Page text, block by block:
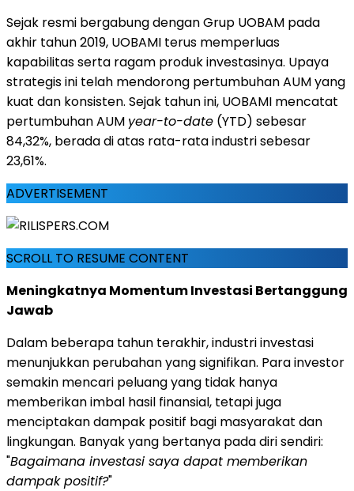
Sejak resmi bergabung dengan Grup UOBAM pada
akhir tahun 2019, UOBAMI terus memperluas
kapabilitas serta ragam produk investasinya. Upaya
strategis ini telah mendorong pertumbuhan AUM yang
kuat dan konsisten. Sejak tahun ini, UOBAMI mencatat
pertumbuhan AUM year-to-date (YTD) sebesar
84,32%, berada di atas rata-rata industri sebesar
23,61%.
ADVERTISEMENT
SCROLL TO RESUME CONTENT
Meningkatnya Momentum Investasi Bertanggung
Jawab
Dalam beberapa tahun terakhir, industri investasi
menunjukkan perubahan yang signifikan. Para investor
semakin mencari peluang yang tidak hanya
memberikan imbal hasil finansial, tetapi juga
menciptakan dampak positif bagi masyarakat dan
lingkungan. Banyak yang bertanya pada diri sendiri:
"Bagaimana investasi saya dapat memberikan
dampak positif?"